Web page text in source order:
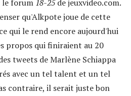
le forum 18-25de jeuxvideo.com.
qu'Alkpote joue de cette
qui le rend encore aujourd'hui
propos qui finiraient au 20
tweets de Marlène Schiappa
avec un tel talent et un tel
contraire, il serait juste bon